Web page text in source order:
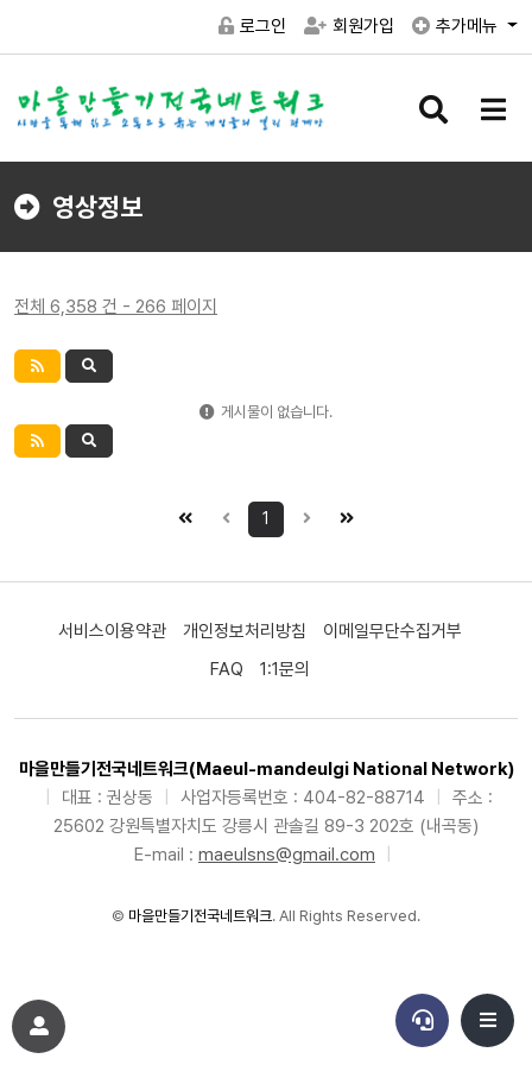
로그인 회원가입 추가메뉴
검
버
메
버
영상정보
전체 6,358 건 - 266 페이지
게시물이 없습니다.
1
서비스이용약관 개인정보처리방침
이메일무단수집거부
FAQ
1:1문의
마을만들기전국네트워크(Maeul-mandeulgi National Network)
대표 : 권상동 사업자등록번호 : 404-82-88714
주소 :
25602 강원특별자치도 강릉시 관솔길 89-3 202호 (내곡동)
E-mail : maeulsns@gmail.com
© 마을만들기전국네트워크. All Rights Reserved.